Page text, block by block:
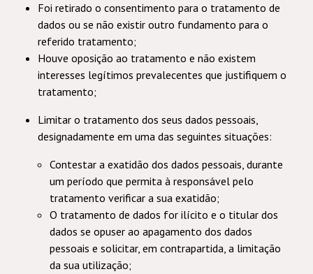
Foi retirado o consentimento para o tratamento de
dados ou se não existir outro fundamento para o
referido tratamento;
Houve oposição ao tratamento e não existem
interesses legítimos prevalecentes que justifiquem o
tratamento;
Limitar o tratamento dos seus dados pessoais,
designadamente em uma das seguintes situações:
Contestar a exatidão dos dados pessoais, durante
um período que permita à responsável pelo
tratamento verificar a sua exatidão;
O tratamento de dados for ilícito e o titular dos
dados se opuser ao apagamento dos dados
pessoais e solicitar, em contrapartida, a limitação
da sua utilização;